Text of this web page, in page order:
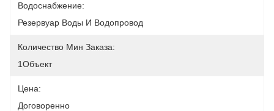
Водоснабжение:
Резервуар Воды И Водопровод
Количество Мин Заказа:
1Объект
Цена:
Договоренно